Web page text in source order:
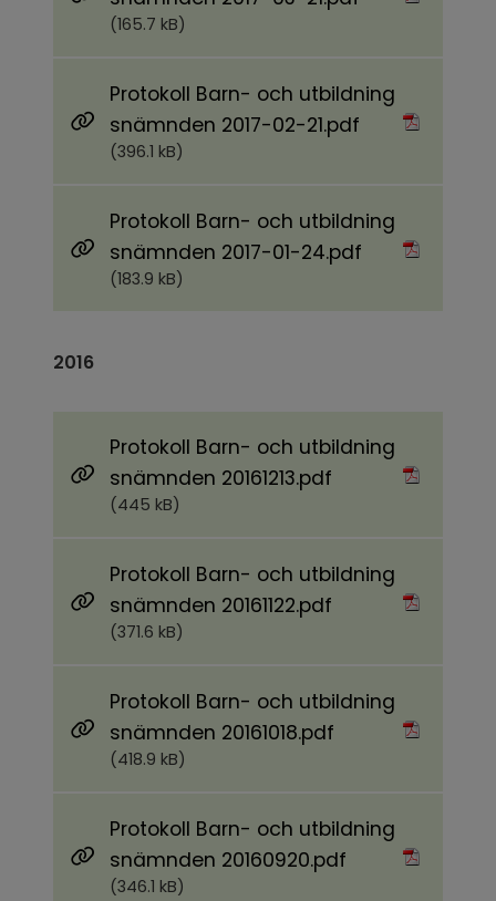
(165.7 kB)
Protokoll Barn- och utbildning
snämnden 2017-02-21.pdf Pdf, 396.1 kB.
(396.1 kB)
Protokoll Barn- och utbildning
snämnden 2017-01-24.pdf Pdf, 183.9 kB.
(183.9 kB)
2016
Protokoll Barn- och utbildning
snämnden 20161213.pdf Pdf, 445 kB.
(445 kB)
Protokoll Barn- och utbildning
snämnden 20161122.pdf Pdf, 371.6 kB.
(371.6 kB)
Protokoll Barn- och utbildning
snämnden 20161018.pdf Pdf, 418.9 kB.
(418.9 kB)
Protokoll Barn- och utbildning
snämnden 20160920.pdf Pdf, 346.1 kB.
(346.1 kB)